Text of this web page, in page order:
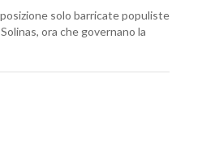
solo barricate populiste
ora che governano la